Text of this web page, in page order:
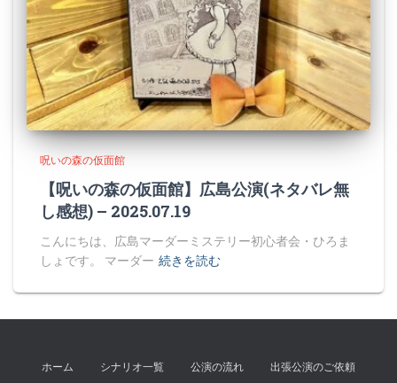
呪いの森の仮面館
【呪いの森の仮面館】広島公演(ネタバレ無
し感想) – 2025.07.19
こんにちは、広島マーダーミステリー初心者会・ひろま
しょです。 マーダー 続きを読む
ホーム シナリオ一覧 公演の流れ 出張公演のご依頼